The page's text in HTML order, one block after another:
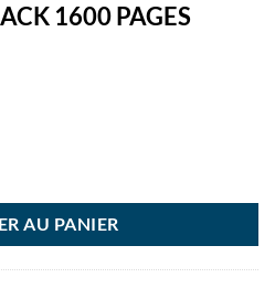
1600 PAGES
AU PANIER